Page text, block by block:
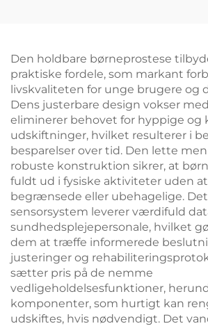
Den holdbare børneprostese
praktiske fordele, som markant
livskvaliteten for unge brugere og
Dens justerbare design vokser
eliminerer behovet for hyppige og
udskiftninger, hvilket resulterer i
besparelser over tid. Den lette
robuste konstruktion sikrer, at
fuldt ud i fysiske aktiviteter uden
begrænsede eller ubehagelige.
sensorsystem leverer værdifuld
sundhedsplejepersonale, hvilket
dem at træffe informerede
justeringer og
sætter pris på de nemme
vedligeholdelsesfunktioner,
komponenter, som hurtigt kan
udskiftes, hvis nødvendigt. Det